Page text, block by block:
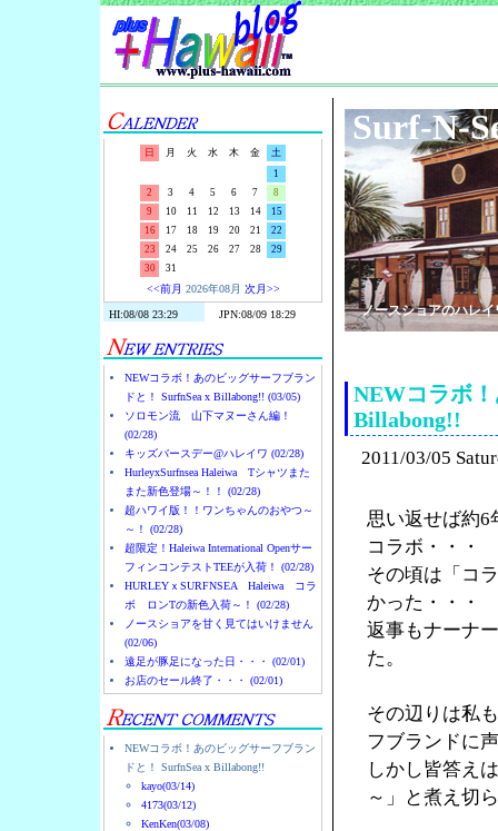
日 月 火 水 木 金
土
1
2
3 4 5 6 7
8
9
10 11 12 13 14
15
16
17 18 19 20 21
22
23
24 25 26 27 28
29
30
31
<<前月 2026年08月 次月>>
NEWコラボ！あのビッグサーフブラン
ドと！ SurfnSea x Billabong!! (03/05)
ソロモン流 山下マヌーさん編！
(02/28)
キッズバースデー@ハレイワ (02/28)
HurleyxSurfnsea Haleiwa Tシャツまた
また新色登場～！！ (02/28)
超ハワイ版！！ワンちゃんのおやつ～
～！ (02/28)
超限定！Haleiwa International Openサー
フィンコンテストTEEが入荷！ (02/28)
HURLEYｘSURFNSEA Haleiwa コラ
ボ ロンTの新色入荷～！ (02/28)
ノースショアを甘く見てはいけません
(02/06)
遠足が豚足になった日・・・ (02/01)
お店のセール終了・・・ (02/01)
NEWコラボ！あのビッグサーフブラン
ドと！ SurfnSea x Billabong!!
kayo(03/14)
4173(03/12)
KenKen(03/08)
Surf-N-
ノースショアのハレ
NEWコラボ
Billabong!!
2011/03/05
思い返せば約6
コラボ・・・
その頃は「コ
かった・・・
返事もナーナ
た。
その辺りは私
フブランドに
しかし皆答え
～」と煮え切